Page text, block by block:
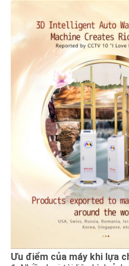
Ưu điểm của máy khi lựa